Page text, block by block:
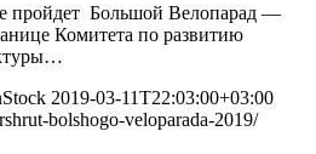
пройдет Большой Велопарад —
Комитета по развитию
2019-03-11T22:03:00+03:00
bolshogo-veloparada-2019/